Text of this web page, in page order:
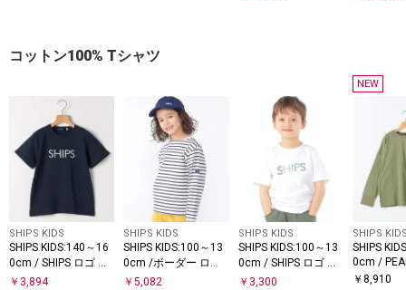
コットン100% Tシャツ
SHIPS KIDS
SHIPS KIDS:140～16
0cm / SHIPS ロゴ 半
袖Tシャツ
￥ 3,894
SHIPS KIDS
SHIPS KIDS:100～13
0cm /ボーダー ロン
グスリーブTシャツ
￥5,082
SHIPS KIDS
SHIPS KIDS:100～13
0cm / SHIPS ロゴ 半
袖Tシャツ
￥ 3,300
NEW
SHIPS
SHIPS
0cm /
プリント
￥8,910